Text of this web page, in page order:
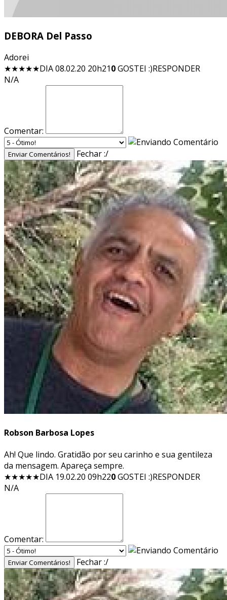
DEBORA Del Passo
Adorei
★★★★★DIA 08.02.20 20h210GOSTEI :)RESPONDER
N/A
Comentar:
Enviar Comentários! Fechar :/
Robson Barbosa Lopes
Ah! Que lindo. Gratidão por seu carinho e sua gentileza
da mensagem. Apareça sempre.
★★★★★DIA 19.02.20 09h220GOSTEI :)RESPONDER
N/A
Comentar:
Enviar Comentários! Fechar :/